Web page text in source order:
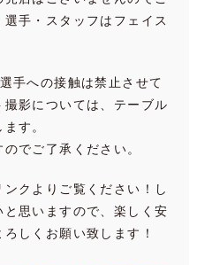
手・スタッフはフェイス
手への接触は禁止させて
影については、テーブル
す。
でご了承ください。
クよりご覧ください！し
思いますので、楽しく安
しくお願い致します！